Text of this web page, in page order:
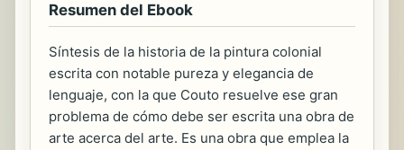
Resumen del Ebook
Síntesis de la historia de la pintura colonial
escrita con notable pureza y elegancia de
lenguaje, con la que Couto resuelve ese gran
problema de cómo debe ser escrita una obra de
arte acerca del arte. Es una obra que emplea la